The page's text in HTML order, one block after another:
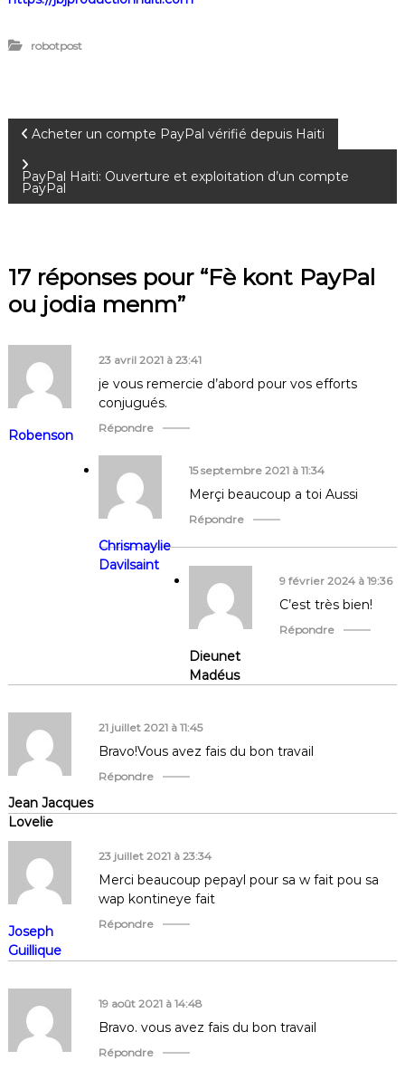
robotpost
N
a
i
g
a
i
a
t
i
l
e
Acheter un compte PayPal vérifié depuis Haiti
PayPal Haiti: Ouverture et exploitation d’un compte
PayPal
17 réponses pour “Fè kont PayPal
ou jodia menm”
Robenson
23 avril 2021 à 23:41
je vous remercie d’abord pour vos efforts
conjugués.
Répondre
Chrismaylie
Davilsaint
15 septembre 2021 à 11:34
Merçi beaucoup a toi Aussi
Répondre
Dieunet
Madéus
9 février 2024 à 19:36
C’est très bien!
Répondre
Jean Jacques
Lovelie
21 juillet 2021 à 11:45
Bravo!Vous avez fais du bon travail
Répondre
Joseph
Guillique
23 juillet 2021 à 23:34
Merci beaucoup pepayl pour sa w fait pou sa
wap kontineye fait
Répondre
19 août 2021 à 14:48
Bravo. vous avez fais du bon travail
Répondre